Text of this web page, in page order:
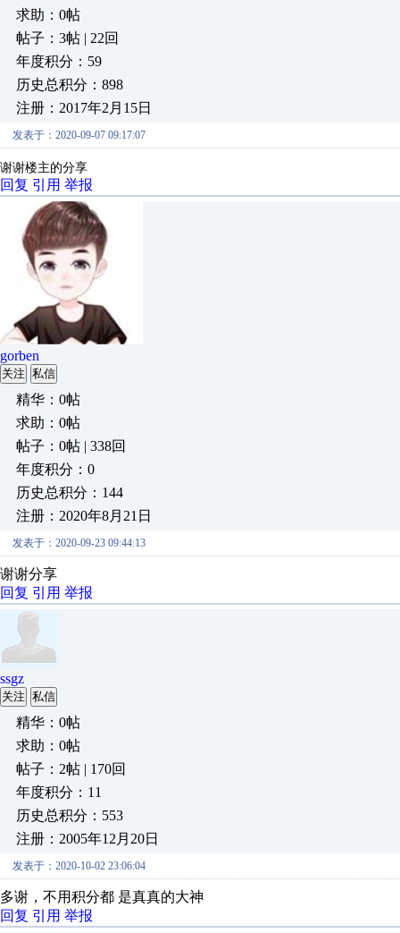
求助：0帖
帖子：3帖 | 22回
年度积分：59
历史总积分：898
注册：2017年2月15日
发表于：2020-09-07 09:17:07
谢谢楼主的分享
回复 引用 举报
gorben
关注 私信
精华：0帖
求助：0帖
帖子：0帖 | 338回
年度积分：0
历史总积分：144
注册：2020年8月21日
发表于：2020-09-23 09:44:13
谢谢分享
回复 引用 举报
ssgz
关注 私信
精华：0帖
求助：0帖
帖子：2帖 | 170回
年度积分：11
历史总积分：553
注册：2005年12月20日
发表于：2020-10-02 23:06:04
多谢，不用积分都 是真真的大神
回复 引用 举报